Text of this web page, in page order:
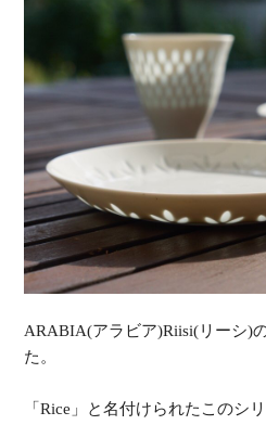
ARABIA(アラビア)Riisi(リーシ)
た。
「Rice」と名付けられたこのシ